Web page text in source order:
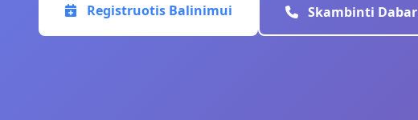
Registruotis Balinimui Skambinti Dabar